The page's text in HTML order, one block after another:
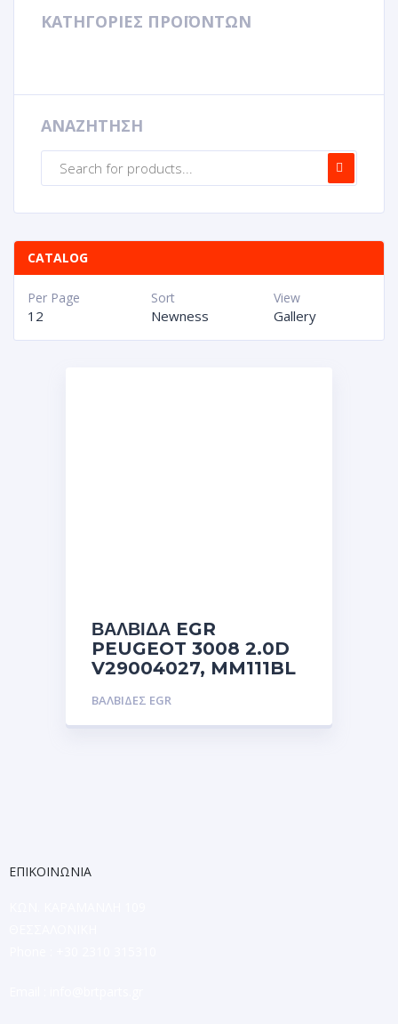
ΚΑΤΗΓΟΡΙΕΣ ΠΡΟΪΟΝΤΩΝ
ΑΝΑΖΗΤΗΣΗ
CATALOG
View
Gallery
Sort
Newness
Per Page
12
ΒΑΛΒΙΔΑ EGR
PEUGEOT 3008 2.0D
V29004027, MM111BL
ΒΑΛΒΙΔΕΣ EGR
ΕΠΙΚΟΙΝΩΝΙΑ